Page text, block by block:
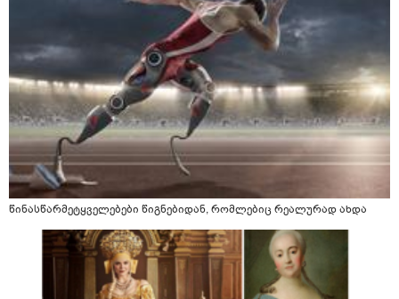
წინასწარმეტყველებები წიგნებიდან, რომლებიც რეალურად ახდა